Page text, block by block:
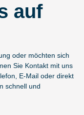
auf
oder möchten sich
Sie Kontakt mit uns
E-Mail oder direkt
schnell und